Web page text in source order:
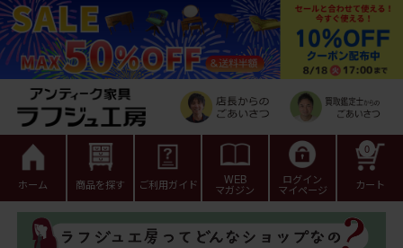
ホーム 商品を探す ご利用ガイド WEB
マガジン
ログイン
マイページ カート
0